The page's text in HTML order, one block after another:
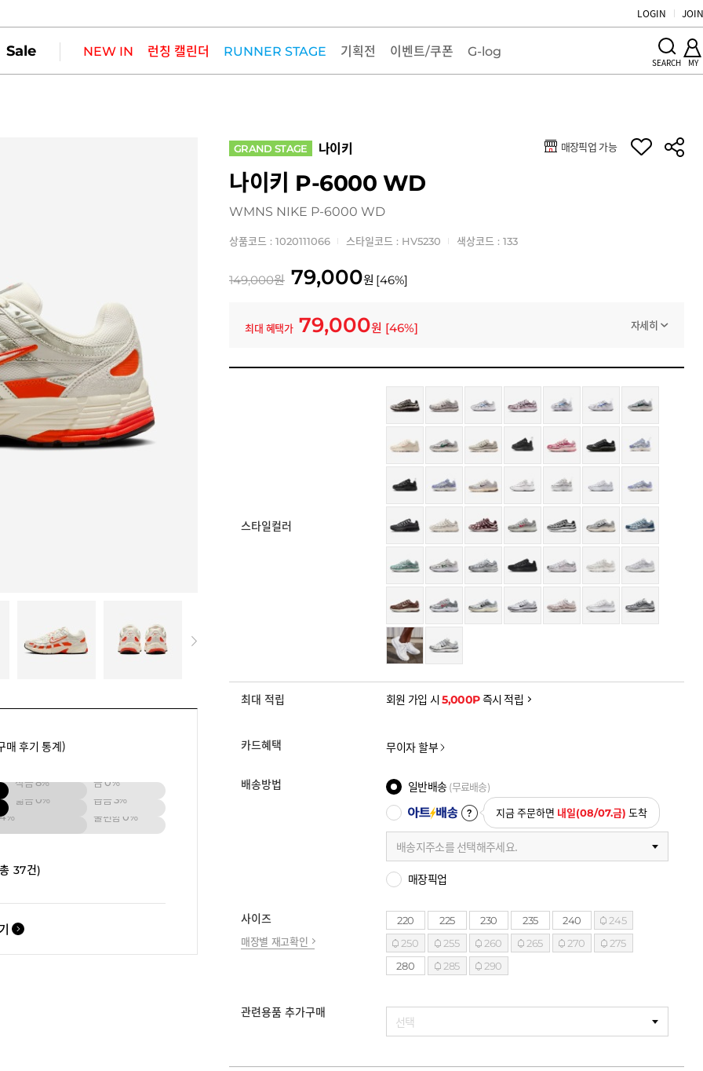
LOGIN
Sale NEW IN 런칭 캘린더 RUNNER STAGE 기획전 이벤트/쿠폰 G-log
SEARCH MY
매 후기 통계)
작음8% 큼0%
넓음 0% 좁음3%
불편함 0%
37건)
GRAND STAGE 나이키 매장픽업 가능
나이키 P-6000 WD
WMNS NIKE P-6000 WD
상품코드 : 1020111066 스타일코드 : HV5230 색상코드 : 133
149,000원 79,000원 [46%]
최대 혜택가 79,000원 [46%] 자세히
스타일컬러
최대 적립 회원 가입 시5,000P즉시 적립
카드혜택 무이자 할부
배송방법 일반배송 (무료배송)
지금 주문하면 내일(08/07.금) 도착
배송지주소를 선택해주세요.
매장픽업
사이즈
매장별 재고확인
220 225 230 235 240
245
250
255 260 265 270
275
280
285 290
관련용품 추가구매
선택